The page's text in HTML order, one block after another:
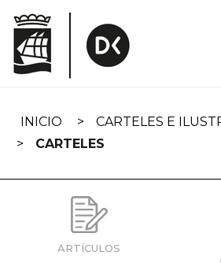
navigation
INICIO
CARTELES E
CARTELES
ARTÍCULOS